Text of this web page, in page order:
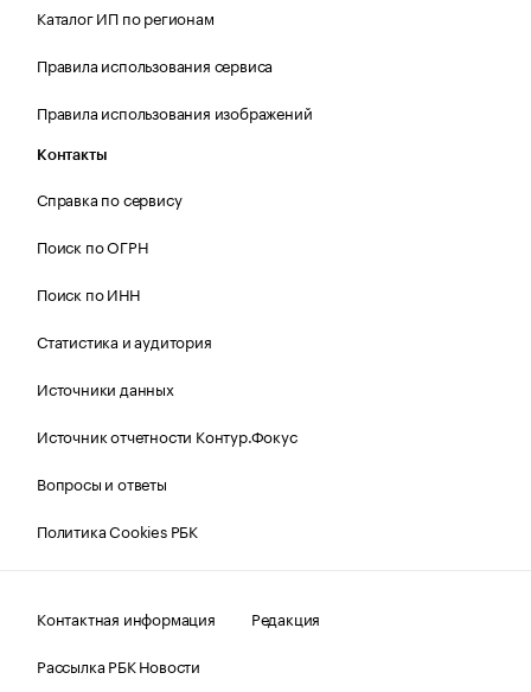
Каталог ИП по регионам
Правила использования сервиса
Правила использования изображений
Контакты
Справка по сервису
Поиск по ОГРН
Поиск по ИНН
Статистика и аудитория
Источники данных
Источник отчетности Контур.Фокус
Вопросы и ответы
Политика Cookies РБК
Контактная информация
Редакция
Рассылка РБК Новости